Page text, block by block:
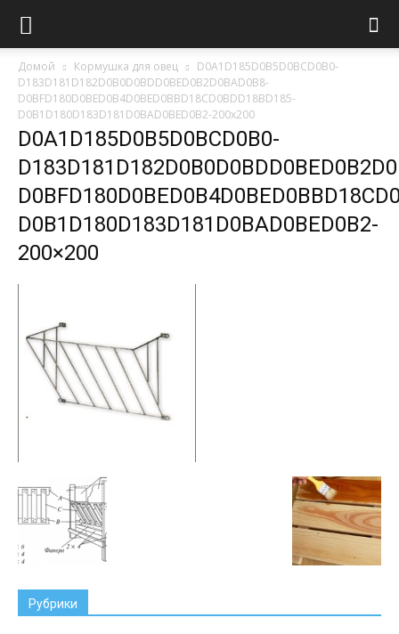
Домой Кормушка для овец
D0A1D185D0B5D0BCD0B0-
D183D181D182D0B0D0BDD0BED0B2D0BAD0B8-
D0BFD180D0BED0B4D0BED0BBD18CD0BDD18BD185-
D0B1D180D183D181D0BAD0BED0B2-200x200
D0A1D185D0B5D0BCD0B0-
D0B1D180D183D181D0BAD0BED0B2-
200×200
Рубрики